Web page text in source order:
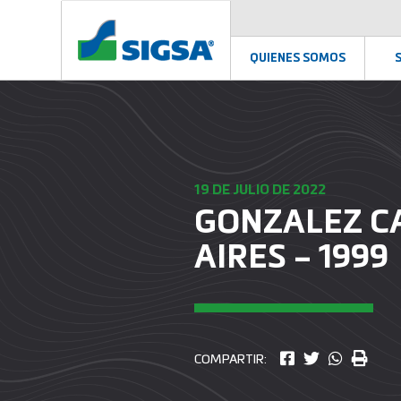
QUIENES SOMOS
19 DE JULIO DE 2022
GONZALEZ
AIRES – 1999
COMPARTIR: